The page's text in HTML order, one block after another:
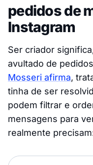
pedidos de
Instagram
Ser criador
avultado de
Mosseri afirma,
tinha de ser
podem filtrar e
mensagens para
realmente